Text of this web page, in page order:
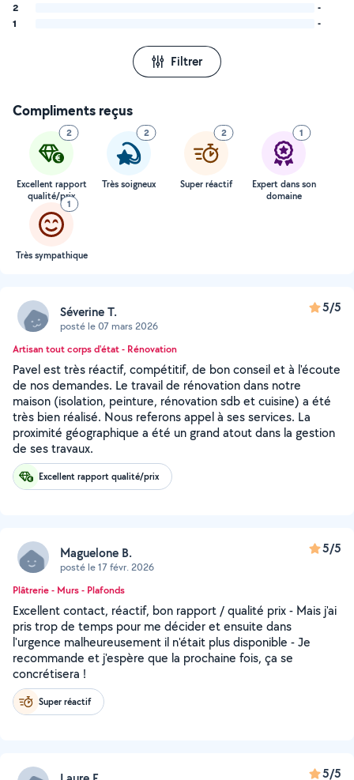
2
-
1
-
Filtrer
Compliments reçus
2
Excellent rapport
qualité/prix
2
Très soigneux
2
Super réactif
1
Expert dans son
domaine
1
Très sympathique
Séverine T.
posté le 07 mars 2026
5/5
Artisan tout corps d'état - Rénovation
Pavel est très réactif, compétitif, de bon conseil et à l'écoute
de nos demandes. Le travail de rénovation dans notre
maison (isolation, peinture, rénovation sdb et cuisine) a été
très bien réalisé. Nous referons appel à ses services. La
proximité géographique a été un grand atout dans la gestion
de ses travaux.
Excellent rapport qualité/prix
Maguelone B.
posté le 17 févr. 2026
5/5
Plâtrerie - Murs - Plafonds
Excellent contact, réactif, bon rapport / qualité prix - Mais j'ai
pris trop de temps pour me décider et ensuite dans
l'urgence malheureusement il n'était plus disponible - Je
recommande et j'espère que la prochaine fois, ça se
concrétisera !
Super réactif
5/5